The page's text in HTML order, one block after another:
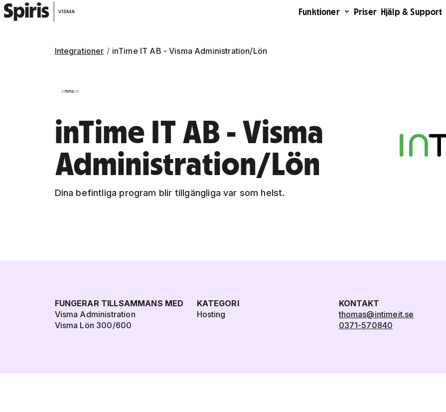
Funktioner Priser Hjälp & Support
Integrationer inTime IT AB - Visma Administration/Lön
inTime IT AB - Visma
Administration/Lön
Dina befintliga program blir tillgängliga var som helst.
FUNGERAR TILLSAMMANS MED
Visma Administration
Visma Lön 300/600
KATEGORI
Hosting
KONTAKT
thomas@intimeit.se
0371-570840